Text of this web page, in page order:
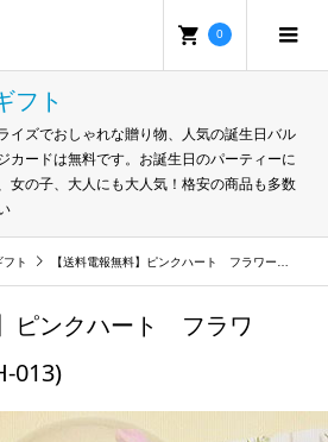
0
フト
イズでおしゃれな贈り物、人気の誕生日バル
カードは無料です。お誕生日のパーティーに
女の子、大人にも大人気！格安の商品も多数
ト 【送料電報無料】ピンクハート フラワー BALLOON(H-013)
ピンクハート フラワ
013)